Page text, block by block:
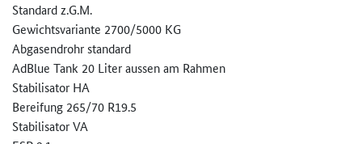
Standard z.G.M.
Gewichtsvariante 2700/5000 KG
Abgasendrohr standard
AdBlue Tank 20 Liter aussen am Rahmen
Stabilisator HA
Bereifung 265/70 R19.5
Stabilisator VA